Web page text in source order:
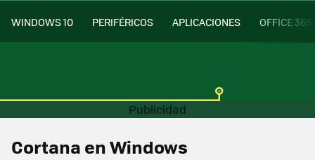
WINDOWS 10 PERIFÉRICOS APLICACIONES OFFICE 365
Cortana en Windows